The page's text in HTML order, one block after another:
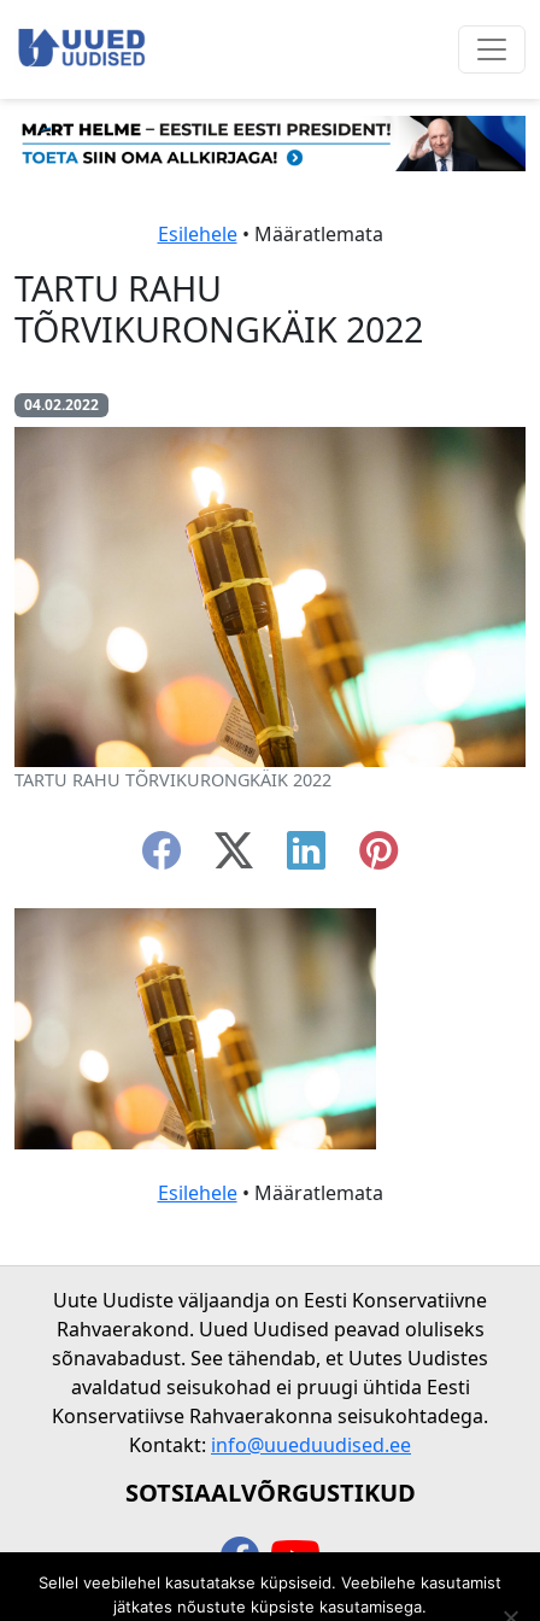
Esilehele• Määratlemata
TARTU RAHU
TÕRVIKURONGKÄIK 2022
04.02.2022
TARTU RAHU TÕRVIKURONGKÄIK 2022
Esilehele• Määratlemata
Uute Uudiste väljaandja on Eesti Konservatiivne
Rahvaerakond. Uued Uudised peavad oluliseks
sõnavabadust. See tähendab, et Uutes Uudistes
avaldatud seisukohad ei pruugi ühtida Eesti
Konservatiivse Rahvaerakonna seisukohtadega.
Kontakt: info@uueduudised.ee
SOTSIAALVÕRGUSTIKUD
© 2026 Uued uudised
Sellel veebilehel kasutatakse küpsiseid. Veebilehe kasutamist
jätkates nõustute küpsiste kasutamisega.